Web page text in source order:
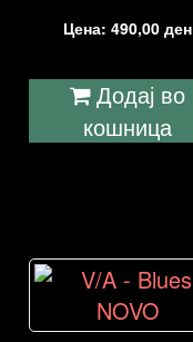
Цена:490,00ден
Додај во
кошница